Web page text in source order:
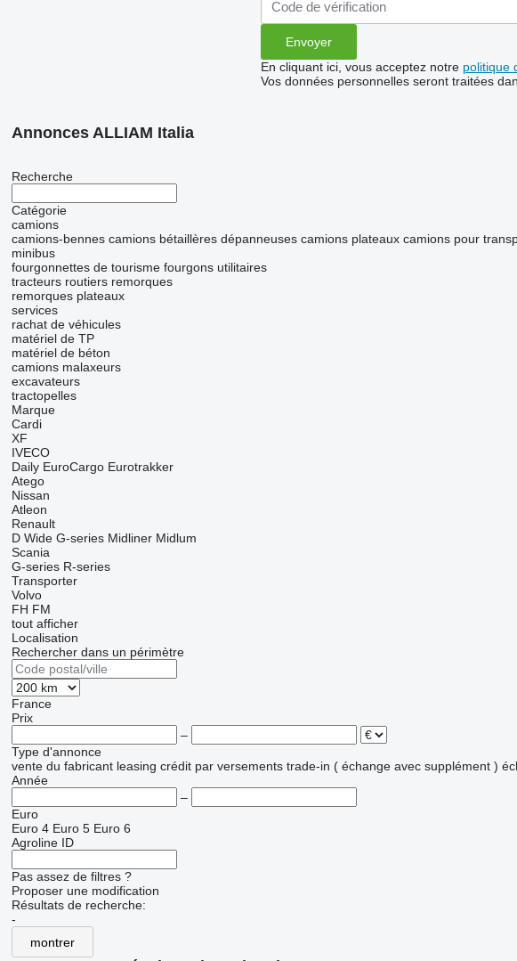
En cliquant ici, vous acceptez notre politique
Vos données personnelles seront traitées
Annonces ALLIAM Italia
Recherche
Catégorie
camions
camions-bennes camions bétaillères dépanneuses camions plateaux camions pour
minibus
fourgonnettes de tourisme fourgons utilitaires
tracteurs routiers remorques
remorques plateaux
services
rachat de véhicules
matériel de TP
matériel de béton
camions malaxeurs
excavateurs
tractopelles
Marque
Cardi
XF
IVECO
Daily EuroCargo Eurotrakker
Atego
Nissan
Atleon
Renault
D Wide G-series Midliner Midlum
Scania
G-series R-series
Transporter
Volvo
FH FM
tout afficher
Localisation
Rechercher dans un périmètre
France
Prix
–
Type d'annonce
vente du fabricant leasing crédit par versements trade-in ( échange avec supplément )
Année
–
Euro
Euro 4 Euro 5 Euro 6
Agroline ID
Pas assez de filtres ?
Proposer une modification
Résultats de recherche:
-
montrer